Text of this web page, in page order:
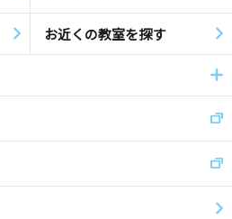
お近くの教室を探す